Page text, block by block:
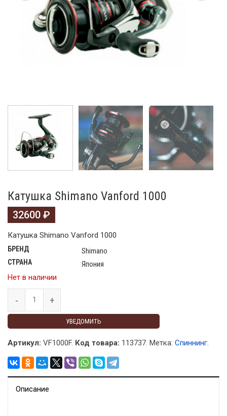
Катушка Shimano Vanford 1000
32600 ₽
Катушка Shimano Vanford 1000
БРЕНД Shimano
СТРАНА
Япония
Нет в наличии
УВЕДОМИТЬ
Артикул: VF1000F. Код товара: 113737. Метка: Спиннинг.
Описание